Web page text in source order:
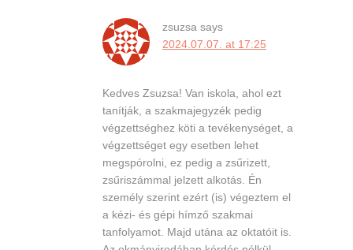
zsuzsa says
2024.07.07. at 17:25
Kedves Zsuzsa! Van iskola, ahol ezt
tanítják, a szakmajegyzék pedig
végzettséghez köti a tevékenységet, a
végzettséget egy esetben lehet
megspórolni, ez pedig a zsűrizett,
zsűriszámmal jelzett alkotás. Én
személy szerint ezért (is) végeztem el
a kézi- és gépi hímző szakmai
tanfolyamot. Majd utána az oktatóit is.